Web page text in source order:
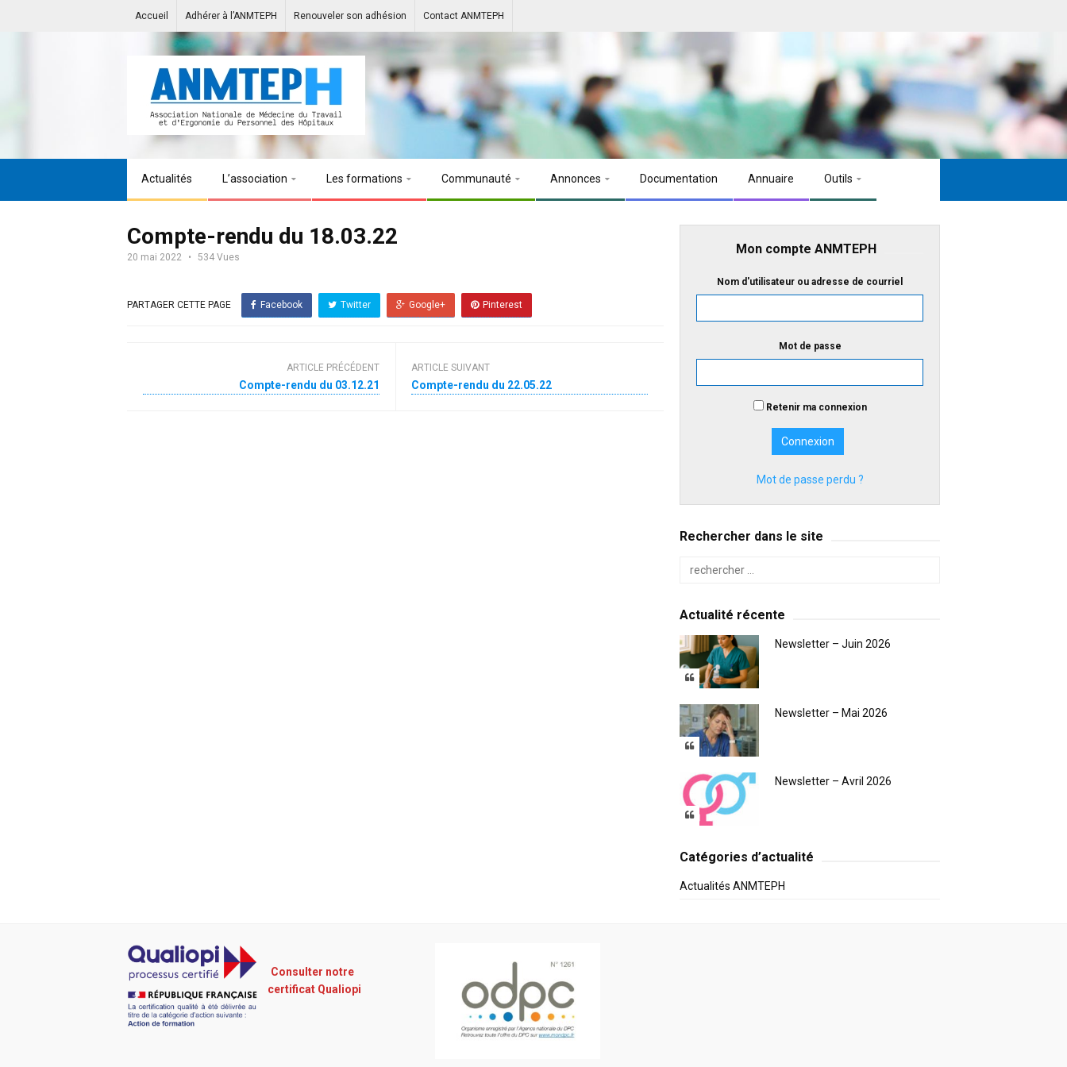
Accueil Adhérer à l’ANMTEPH Renouveler son adhésion Contact ANMTEPH
Actualités L’association Les formations Communauté Annonces Documentation Annuaire Outils
Compte-rendu du 18.03.22
20 mai 2022 534 Vues
PARTAGER CETTE PAGE Facebook Twitter Google+ Pinterest
ARTICLE PRÉCÉDENT
Compte-rendu du 03.12.21
ARTICLE SUIVANT
Compte-rendu du 22.05.22
Mon compte ANMTEPH
Nom d'utilisateur ou adresse de courriel
Mot de passe
Retenir ma connexion
Mot de passe perdu ?
Rechercher dans le site
Actualité récente
Newsletter – Juin 2026
Newsletter – Mai 2026
Newsletter – Avril 2026
Catégories d’actualité
Actualités ANMTEPH
Consulter notre
certificat Qualiopi